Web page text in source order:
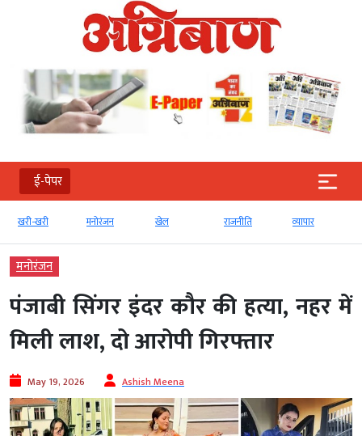
ई-पेपर
खरी-खरी मनोरंजन खेल राजनीति व्‍यापार
मनोरंजन
पंजाबी सिंगर इंदर कौर की हत्या, नहर में
मिली लाश, दो आरोपी गिरफ्तार
May 19, 2026 Ashish Meena